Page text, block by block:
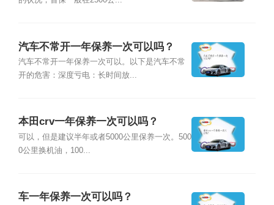
汽车不常开一年保养一次可以吗？
汽车不常开一年保养一次可以。以下是汽车不常
开的危害：深度亏电：长时间放...
本田crv一年保养一次可以吗？
可以，但是建议半年或者5000公里保养一次。500
0公里换机油，100...
车一年保养一次可以吗？